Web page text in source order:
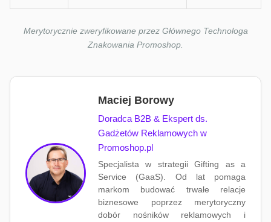
Merytorycznie zweryfikowane przez Głównego Technologa
Znakowania Promoshop.
Maciej Borowy
Doradca B2B & Ekspert ds.
Gadżetów Reklamowych w
Promoshop.pl
Specjalista w strategii Gifting as a
Service (GaaS). Od lat pomaga
markom budować trwałe relacje
biznesowe poprzez merytoryczny
dobór nośników reklamowych i